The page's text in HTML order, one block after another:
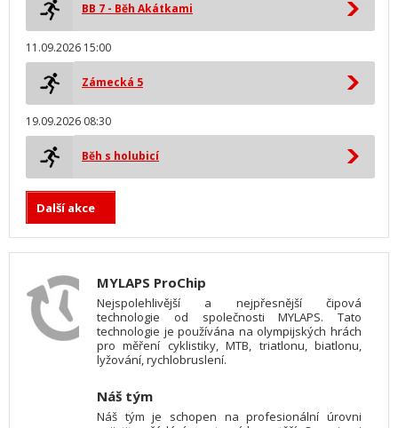
BB 7 - Běh Akátkami
11.09.2026 15:00
Zámecká 5
19.09.2026 08:30
Běh s holubicí
Další akce
MYLAPS ProChip
Nejspolehlivější a nejpřesnější čipová
technologie od společnosti MYLAPS. Tato
technologie je používána na olympijských hrách
pro měření cyklistiky, MTB, triatlonu, biatlonu,
lyžování, rychlobruslení.
Náš tým
Náš tým je schopen na profesionální úrovni